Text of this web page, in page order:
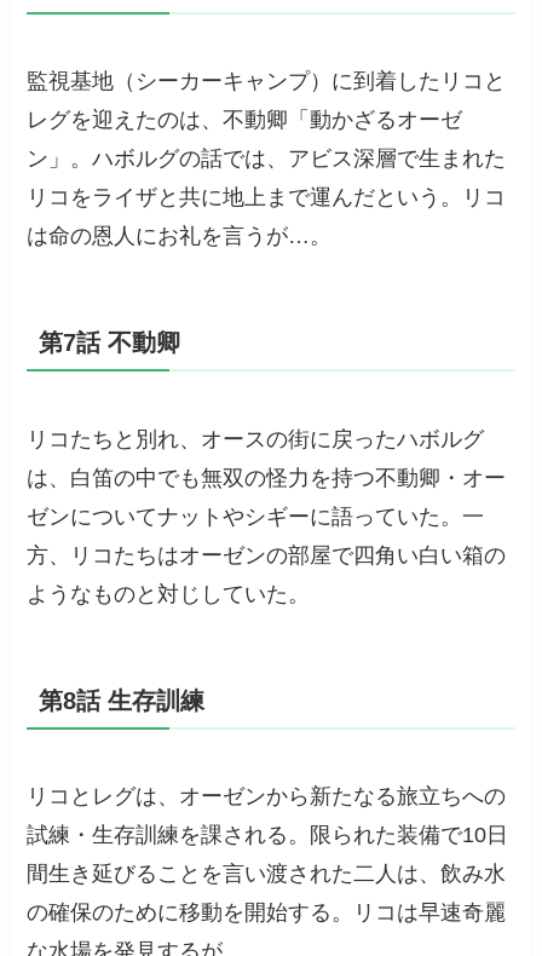
監視基地（シーカーキャンプ）に到着したリコと
レグを迎えたのは、不動卿「動かざるオーゼ
ン」。ハボルグの話では、アビス深層で生まれた
リコをライザと共に地上まで運んだという。リコ
は命の恩人にお礼を言うが…。
第7話 不動卿
リコたちと別れ、オースの街に戻ったハボルグ
は、白笛の中でも無双の怪力を持つ不動卿・オー
ゼンについてナットやシギーに語っていた。一
方、リコたちはオーゼンの部屋で四角い白い箱の
ようなものと対じしていた。
第8話 生存訓練
リコとレグは、オーゼンから新たなる旅立ちへの
試練・生存訓練を課される。限られた装備で10日
間生き延びることを言い渡された二人は、飲み水
の確保のために移動を開始する。リコは早速奇麗